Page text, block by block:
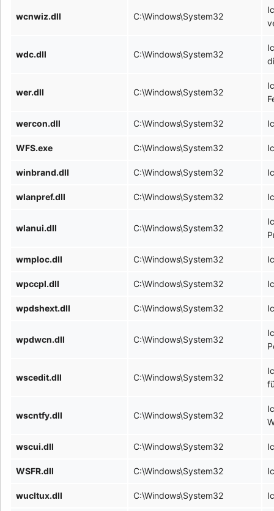
wcnwiz.dll C:\Windows\System32
wdc.dll C:\Windows\System32
wer.dll C:\Windows\System32
wercon.dll C:\Windows\System32
WFS.exe C:\Windows\System32
winbrand.dll C:\Windows\System32
wlanpref.dll C:\Windows\System32
wlanui.dll C:\Windows\System32
wmploc.dll C:\Windows\System32
wpccpl.dll C:\Windows\System32
wpdshext.dll C:\Windows\System32
wpdwcn.dll C:\Windows\System32
wscedit.dll C:\Windows\System32
wscntfy.dll C:\Windows\System32
wscui.dll C:\Windows\System32
WSFR.dll C:\Windows\System32
wucltux.dll C:\Windows\System32